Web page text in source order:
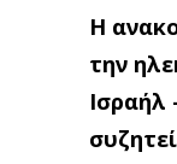
Η
την
Ισραήλ